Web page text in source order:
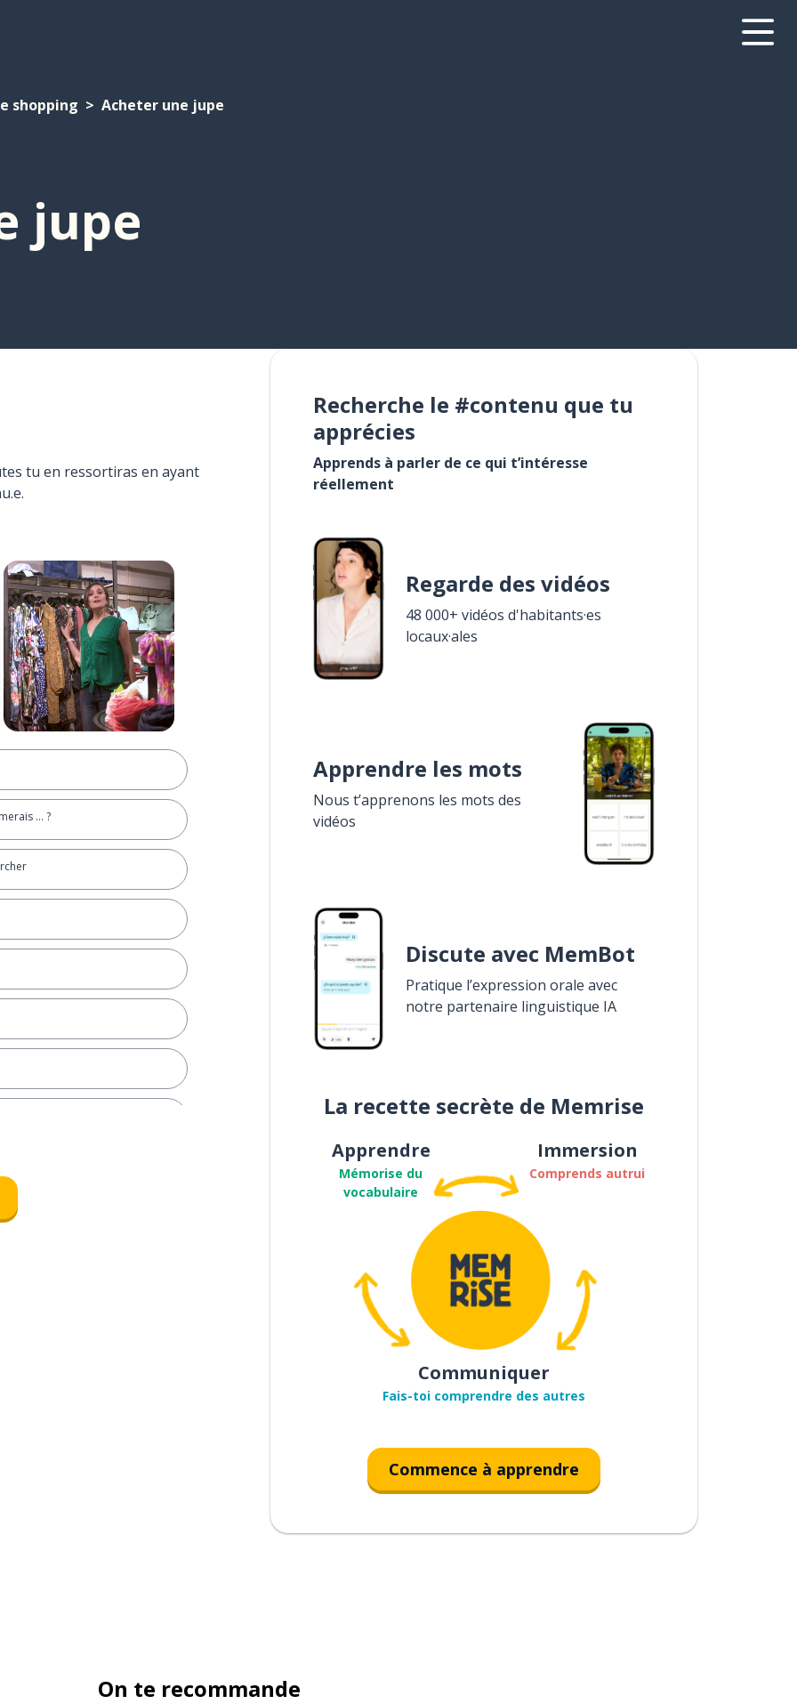
shopping Acheter une jupe
jupe
tu en ressortiras en ayant
... ?
Recherche le #contenu que tu
apprécies
Apprends à parler de ce qui t’intéresse
réellement
Regarde des vidéos
48 000+ vidéos d'habitants·es
locaux·ales
Apprendre les mots
Nous t’apprenons les mots des
vidéos
Discute avec MemBot
Pratique l’expression orale avec
notre partenaire linguistique IA
La recette secrète de Memrise
Apprendre
Mémorise du
vocabulaire
Immersion
Comprends autrui
Communiquer
Fais-toi comprendre des autres
Commence à apprendre
On te recommande